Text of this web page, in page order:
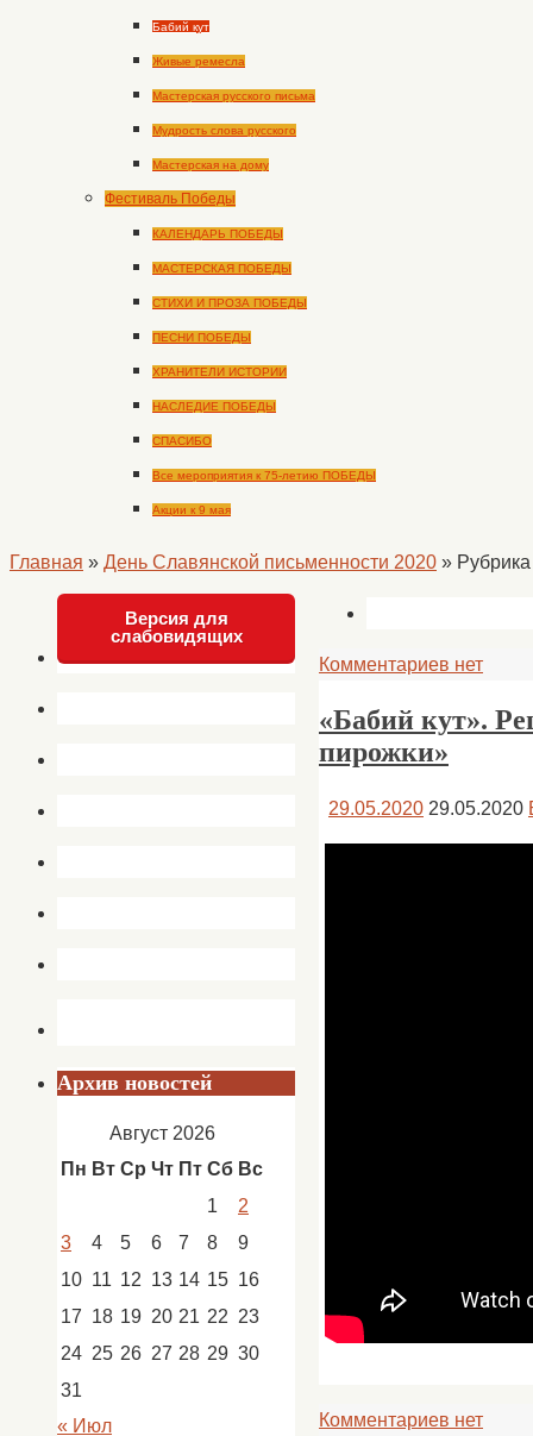
Бабий кут
Живые ремесла
Мастерская русского письма
Мудрость слова русского
Мастерская на дому
Фестиваль Победы
КАЛЕНДАРЬ ПОБЕДЫ
МАСТЕРСКАЯ ПОБЕДЫ
СТИХИ И ПРОЗА ПОБЕДЫ
ПЕСНИ ПОБЕДЫ
ХРАНИТЕЛИ ИСТОРИИ
НАСЛЕДИЕ ПОБЕДЫ
СПАСИБО
Все мероприятия к 75-летию ПОБЕДЫ
Акции к 9 мая
Главная » День Славянской письменности 2020 »
Комментариев нет
«Бабий кут».
пирожки»
29.05.2020 29.05.2020
Комментариев нет
Версия для
слабовидящих
Архив новостей
Август 2026
Пн Вт Ср Чт Пт Сб Вс
1
2
3
4 5 6 7 8
9
10 11 12 13 14 15 16
17 18 19 20 21 22 23
24 25 26 27 28 29 30
31
« Июл